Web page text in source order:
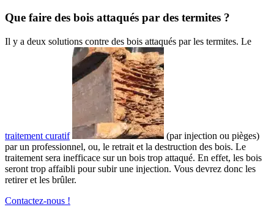
Que faire des bois attaqués par des termites ?
Il y a deux solutions contre des bois attaqués par les termites. Le
traitement curatif
(par injection ou pièges)
par un professionnel, ou, le retrait et la destruction des bois. Le
traitement sera inefficace sur un bois trop attaqué. En effet, les bois
seront trop affaibli pour subir une injection. Vous devrez donc les
retirer et les brûler.
Contactez-nous !